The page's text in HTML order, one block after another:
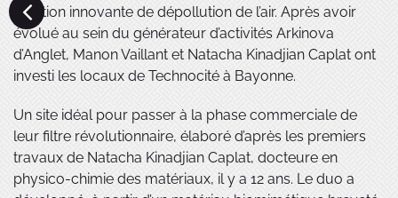
solution innovante de dépollution de l’air. Après avoir
évolué au sein du générateur d’activités Arkinova
d’Anglet, Manon Vaillant et Natacha Kinadjian Caplat ont
investi les locaux de Technocité à Bayonne.
Un site idéal pour passer à la phase commerciale de
leur filtre révolutionnaire, élaboré d’après les premiers
travaux de Natacha Kinadjian Caplat, docteure en
physico-chimie des matériaux, il y a 12 ans. Le duo a